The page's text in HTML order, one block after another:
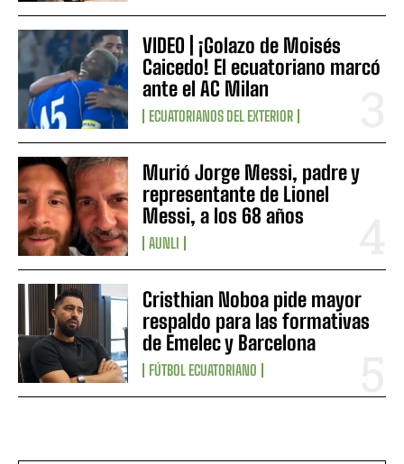
VIDEO | ¡Golazo de Moisés
Caicedo! El ecuatoriano marcó
ante el AC Milan
ECUATORIANOS DEL EXTERIOR
Murió Jorge Messi, padre y
representante de Lionel
Messi, a los 68 años
AUNLI
Cristhian Noboa pide mayor
respaldo para las formativas
de Emelec y Barcelona
FÚTBOL ECUATORIANO